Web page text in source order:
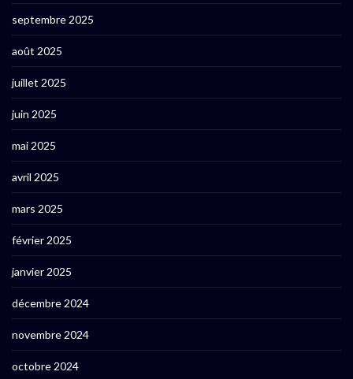
septembre 2025
août 2025
juillet 2025
juin 2025
mai 2025
avril 2025
mars 2025
février 2025
janvier 2025
décembre 2024
novembre 2024
octobre 2024